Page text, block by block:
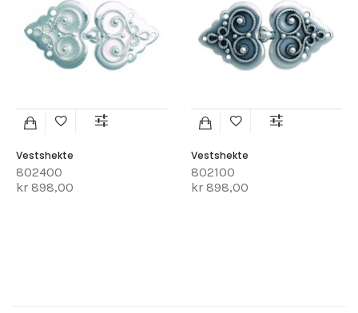
Vestshekte
802400
kr 898,00
Vestshekte
802100
kr 898,00